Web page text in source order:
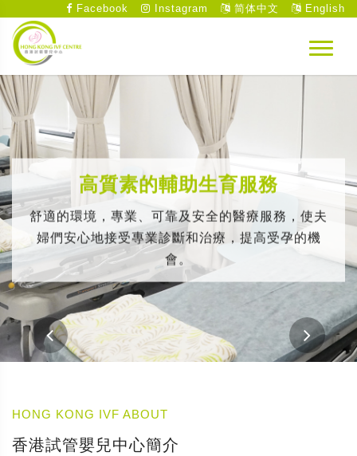
Facebook Instagram 简体中文 English
高質素的輔助生育服務
舒適的環境，專業、可靠及安全的醫療服務，使夫
婦們安心地接受專業診斷和治療，提高受孕的機
會。
HONG KONG IVF ABOUT
香港試管嬰兒中心簡介